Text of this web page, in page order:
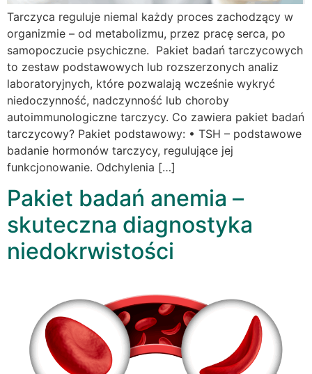
Tarczyca reguluje niemal każdy proces zachodzący w
organizmie – od metabolizmu, przez pracę serca, po
samopoczucie psychiczne. Pakiet badań tarczycowych
to zestaw podstawowych lub rozszerzonych analiz
laboratoryjnych, które pozwalają wcześnie wykryć
niedoczynność, nadczynność lub choroby
autoimmunologiczne tarczycy. Co zawiera pakiet badań
tarczycowy? Pakiet podstawowy: • TSH – podstawowe
badanie hormonów tarczycy, regulujące jej
funkcjonowanie. Odchylenia […]
Pakiet badań anemia –
skuteczna diagnostyka
niedokrwistości